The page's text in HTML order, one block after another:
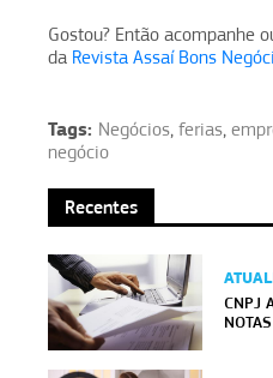
Gostou? Então acompanhe
da Revista Assaí Bons
Tags: Negócios, ferias,
negócio
Recentes
CNPJ